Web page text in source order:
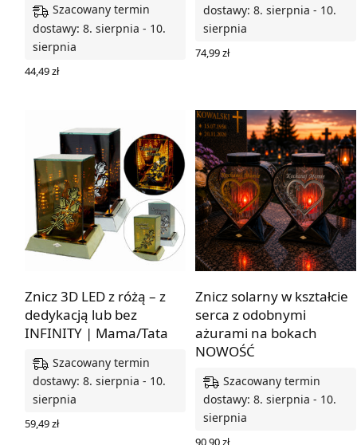
Szacowany termin
dostawy: 8. sierpnia - 10.
sierpnia
44,49zł
dostawy: 8. sierpnia - 10.
sierpnia
74,99zł
Znicz 3D LED z różą – z
dedykacją lub bez
INFINITY | Mama/Tata
Szacowany termin
dostawy: 8. sierpnia - 10.
sierpnia
59,49zł
Znicz solarny w kształcie
serca z odobnymi
ażurami na bokach
NOWOŚĆ
Szacowany termin
dostawy: 8. sierpnia - 10.
sierpnia